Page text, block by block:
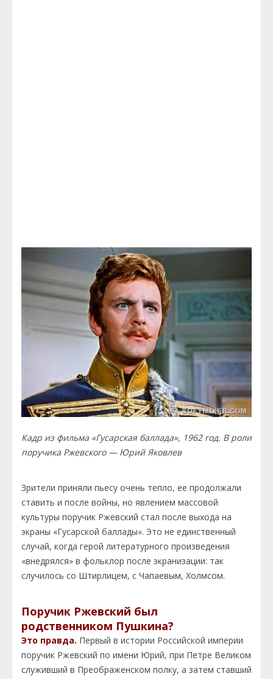
Кадр из фильма «Гусарская баллада», 1962 год. В роли
поручика Ржевского — Юрий Яковлев
Зрители приняли пьесу очень тепло, ее продолжали
ставить и после войны, но явлением массовой
культуры поручик Ржевский стал после выхода на
экраны «Гусарской баллады». Это не единственный
случай, когда герой литературного произведения
«внедрялся» в фольклор после экранизации: так
случилось со Штирлицем, с Чапаевым, Холмсом.
Поручик Ржевский был
родственником Пушкина?
Это правда. Первый в истории Российской империи
поручик Ржевский по имени Юрий, при Петре Великом
служивший в Преображенском полку, а затем ставший